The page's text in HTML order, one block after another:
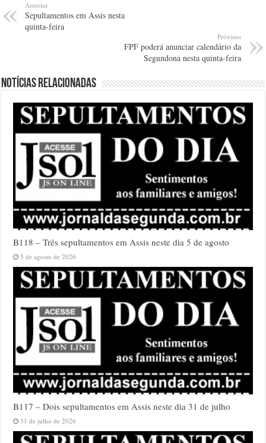
Anterior
Sepultamentos em Assis nesta
quinta-feira
Próximo
FPF poderá anunciar calendário da
Segundona nesta quinta-feira
Notícias relacionadas
B118 – Três sepultamentos em Assis neste dia 5 de agosto
5 de agosto de 2026
B117 – Dois sepultamentos em Assis neste dia 31 de julho
31 de julho de 2026